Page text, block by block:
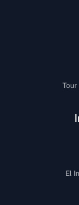
Tour
El